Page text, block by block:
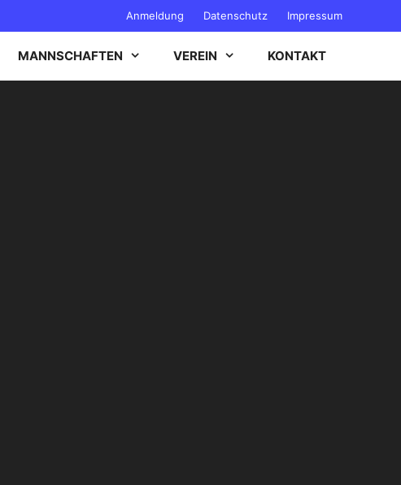
Anmeldung Datenschutz Impressum
MANNSCHAFTEN VEREIN KONTAKT